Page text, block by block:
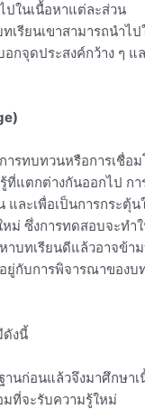
ปในเนื้อหาแต่ละส่วน
เรียนเขาสามารถนำไ
กจุดประสงค์กว้าง ๆ แ
รทบทวนหรือการเชื่อม
แตกต่างกันออกไป กา
ละเพื่อเป็นการกระตุ้น
ม่ ซึ่งการทดสอบจะทำ
บทเรียนดีแล้วอาจข้า
บการพิจารณาของบท
ดังนี้
านก่อนแล้วจึงมาศึกษา
ที่จะรับความรู้ใหม่